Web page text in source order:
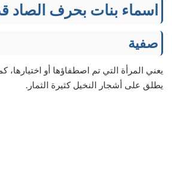
اسماء بنات بحرف الصاد
صفية
يعني المرأة التي تم اصطفاؤها أو
يطلق على أشجار النخيل كثيرة الثمار.